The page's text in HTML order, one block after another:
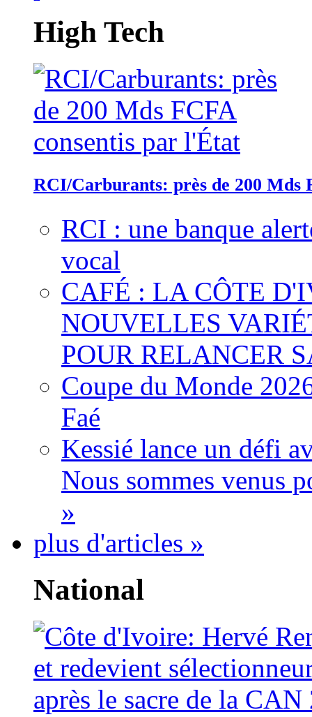
High Tech
RCI/Carburants: près de 200 Mds
RCI : une banque
vocal
CAFÉ : LA CÔTE
NOUVELLES
POUR RELANCER
Coupe du Monde
Faé
Kessié lance un défi
Nous sommes venus
»
plus d'articles »
National